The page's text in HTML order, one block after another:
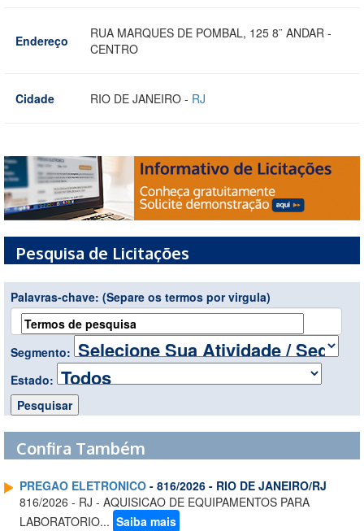
Endereço
RUA MARQUES DE POMBAL, 125 8¨ ANDAR -
CENTRO
Cidade RIO DE JANEIRO - RJ
Pesquisa de Licitações
Palavras-chave: (Separe os termos por virgula)
Segmento:
Estado:
Confira Também
PREGAO ELETRONICO - 816/2026 - RIO DE JANEIRO/RJ
816/2026 - RJ - AQUISICAO DE EQUIPAMENTOS PARA
LABORATORIO... Saiba mais